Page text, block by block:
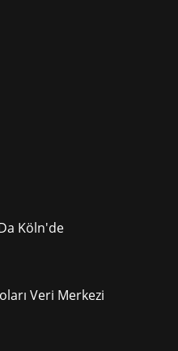
Köln'de
Veri Merkezi